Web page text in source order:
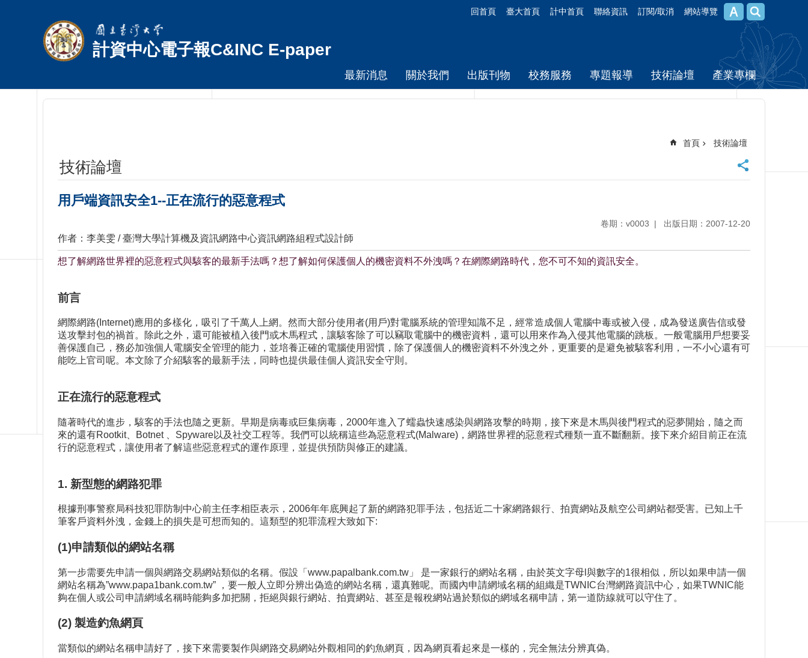
回首頁 臺大首頁 計中首頁 聯絡資訊 訂閱/取消 網站導覽
計資中心電子報C&INC E-paper
最新消息 關於我們 出版刊物 校務服務 專題報導 技術論壇 產業專欄
首頁 技術論壇
技術論壇
用戶端資訊安全1--正在流行的惡意程式
卷期：v0003 出版日期：2007-12-20
作者：李美雯 / 臺灣大學計算機及資訊網路中心資訊網路組程式設計師
想了解網路世界裡的惡意程式與駭客的最新手法嗎？想了解如何保護個人的機密資料不外洩嗎？在網際網路時代，您不可不知的資訊安全。
前言
網際網路(Internet)應用的多樣化，吸引了千萬人上網。然而大部分使用者(用戶)對電腦系統的管理知識不足，經常造成個人電腦中毒或被入侵，成為發送廣告信或發
送攻擊封包的禍首。除此之外，還可能被植入後門或木馬程式，讓駭客除了可以竊取電腦中的機密資料，還可以用來作為入侵其他電腦的跳板。一般電腦用戶想要妥
善保護自己，務必加強個人電腦安全管理的能力，並培養正確的電腦使用習慣，除了保護個人的機密資料不外洩之外，更重要的是避免被駭客利用，一不小心還有可
能吃上官司呢。本文除了介紹駭客的最新手法，同時也提供最佳個人資訊安全守則。
正在流行的惡意程式
隨著時代的進步，駭客的手法也隨之更新。早期是病毒或巨集病毒，2000年進入了蠕蟲快速感染與網路攻擊的時期，接下來是木馬與後門程式的惡夢開始，隨之而
來的還有Rootkit、Botnet 、Spyware以及社交工程等。我們可以統稱這些為惡意程式(Malware)，網路世界裡的惡意程式種類一直不斷翻新。接下來介紹目前正在流
行的惡意程式，讓使用者了解這些惡意程式的運作原理，並提供預防與修正的建議。
1. 新型態的網路犯罪
根據刑事警察局科技犯罪防制中心前主任李相臣表示，2006年年底興起了新的網路犯罪手法，包括近二十家網路銀行、拍賣網站及航空公司網站都受害。已知上千
筆客戶資料外洩，金錢上的損失是可想而知的。這類型的犯罪流程大致如下:
(1)申請類似的網站名稱
第一步需要先申請一個與網路交易網站類似的名稱。假設「www.papalbank.com.tw」 是一家銀行的網站名稱，由於英文字母l與數字的1很相似，所以如果申請一個
網站名稱為”www.papa1bank.com.tw” ，要一般人立即分辨出偽造的網站名稱，還真難呢。而國內申請網域名稱的組織是TWNIC台灣網路資訊中心，如果TWNIC能
夠在個人或公司申請網域名稱時能夠多加把關，拒絕與銀行網站、拍賣網站、甚至是報稅網站過於類似的網域名稱申請，第一道防線就可以守住了。
(2) 製造釣魚網頁
當類似的網站名稱申請好了，接下來需要製作與網路交易網站外觀相同的釣魚網頁，因為網頁看起來是一樣的，完全無法分辨真偽。